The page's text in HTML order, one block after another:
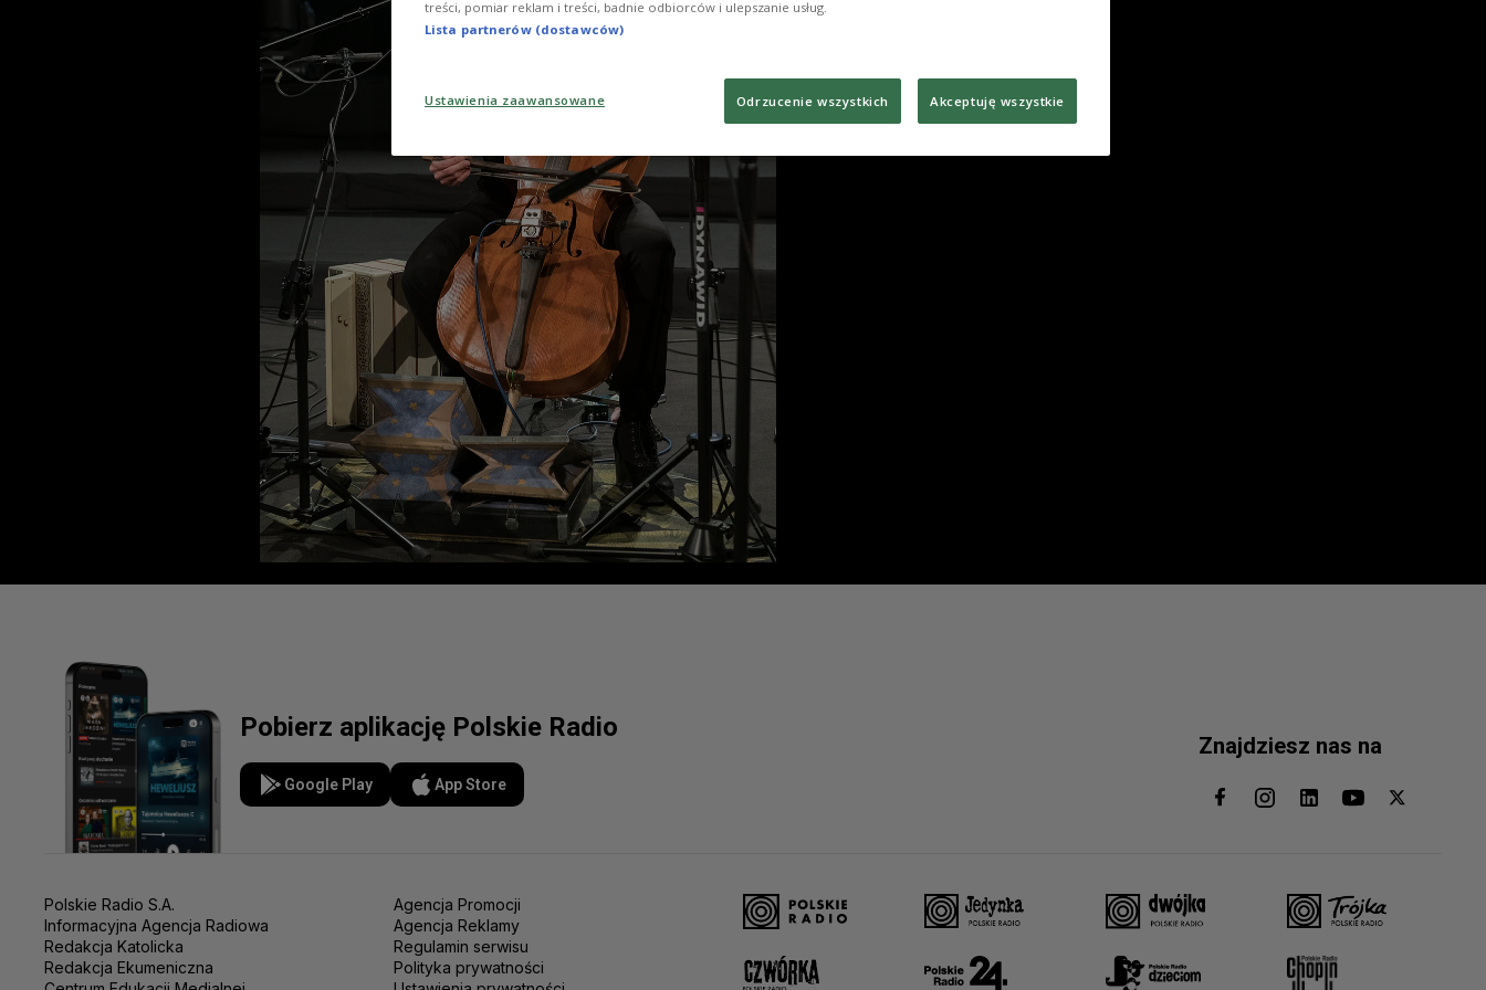
Pobierz aplikację Polskie Radio
Google Play App Store
Znajdziesz nas na
Polskie Radio S.A.
Informacyjna Agencja Radiowa
Redakcja Katolicka
Redakcja Ekumeniczna
Agencja Promocji
Agencja Reklamy
Regulamin serwisu
Polityka prywatności
treści, pomiar reklam i treści, badnie odbiorców i ulepszanie usług.
Lista partnerów (dostawców)
Ustawienia zaawansowane Odrzucenie wszystkich Akceptuję wszystkie